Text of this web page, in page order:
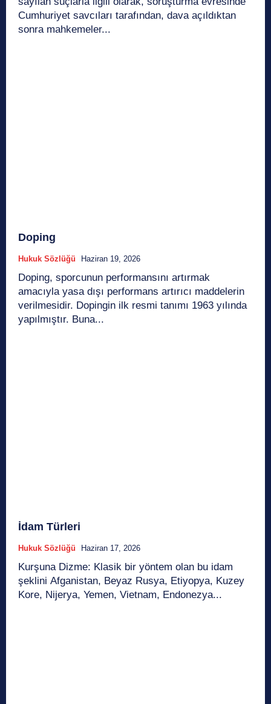
Cumhuriyet savcıları tarafından, dava açıldıktan
sonra mahkemeler...
Doping
Hukuk Sözlüğü Haziran 19, 2026
Doping, sporcunun performansını artırmak
amacıyla yasa dışı performans artırıcı maddelerin
verilmesidir. Dopingin ilk resmi tanımı 1963 yılında
yapılmıştır. Buna...
İdam Türleri
Hukuk Sözlüğü Haziran 17, 2026
Kurşuna Dizme: Klasik bir yöntem olan bu idam
şeklini Afganistan, Beyaz Rusya, Etiyopya, Kuzey
Kore, Nijerya, Yemen, Vietnam, Endonezya...